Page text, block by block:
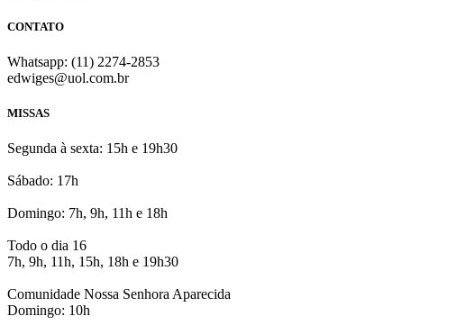
CONTATO
Whatsapp: (11) 2274-2853
edwiges@uol.com.br
MISSAS
Segunda à sexta: 15h e 19h30
Sábado: 17h
Domingo: 7h, 9h, 11h e 18h
Todo o dia 16
7h, 9h, 11h, 15h, 18h e 19h30
Comunidade Nossa Senhora Aparecida
Domingo: 10h